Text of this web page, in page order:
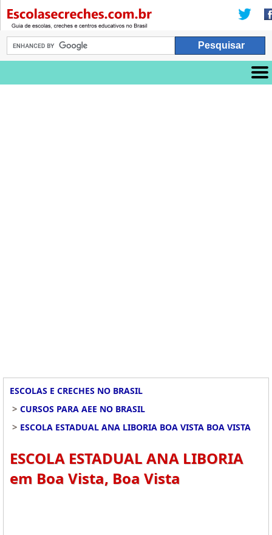
ESCOLAS E CRECHES NO BRASIL
> CURSOS PARA AEE NO BRASIL
> ESCOLA ESTADUAL ANA LIBORIA BOA VISTA BOA VISTA
ESCOLA ESTADUAL ANA LIBORIA
em Boa Vista, Boa Vista